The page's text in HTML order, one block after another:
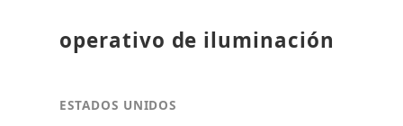
operativo de iluminación
ESTADOS UNIDOS